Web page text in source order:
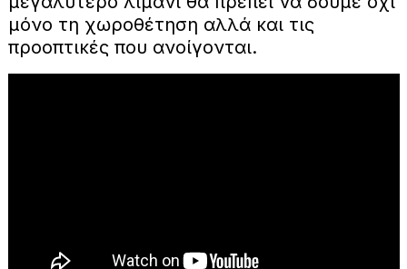
μόνο τη χωροθέτηση αλλά και τις
προοπτικές που ανοίγονται.